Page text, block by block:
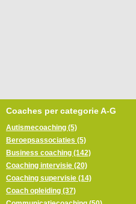
Coaches per categorie A-G
Autismecoaching (5)
Beroepsassociaties (5)
Business coaching (142)
Coaching intervisie (20)
Coaching supervisie (14)
Coach opleiding (37)